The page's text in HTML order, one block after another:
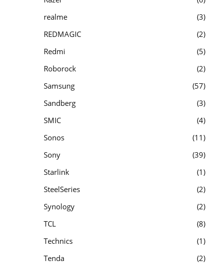
realme
3
REDMAGIC
2
Redmi
5
Roborock
2
Samsung
57
Sandberg
3
SMIC
4
Sonos
11
Sony
39
Starlink
1
SteelSeries
2
Synology
2
TCL
8
Technics
1
Tenda
2